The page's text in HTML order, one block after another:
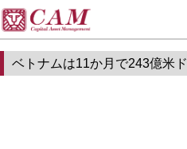
ベトナムは11か月で243億米